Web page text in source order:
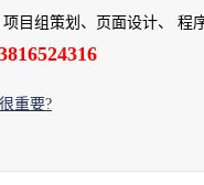
目组策划、页面设计、 程
重要?